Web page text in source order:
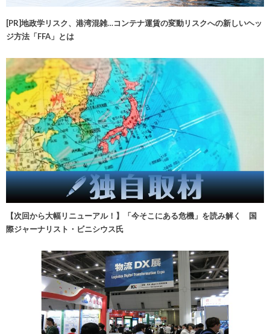
[PR]地政学リスク、港湾混雑…コンテナ運賃の変動リスクへの新しいヘッ
ジ方法「FFA」とは
【次回から大幅リニューアル！】「今そこにある危機」を読み解く 国
際ジャーナリスト・ビニシウス氏